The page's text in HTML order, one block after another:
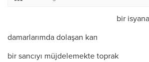
bir
damarlarımda dolaşan kan
bir sancıyı müjdelemekte toprak